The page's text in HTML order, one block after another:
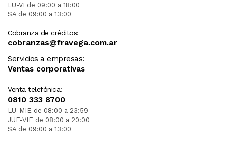
LU-VI de 09:00 a 18:00
SA de 09:00 a 13:00
Cobranza de créditos:
cobranzas@fravega.com.ar
Servicios a empresas:
Ventas corporativas
Venta telefónica:
0810 333 8700
LU-MIE de 08:00 a 23:59
JUE-VIE de 08:00 a 20:00
SA de 09:00 a 13:00